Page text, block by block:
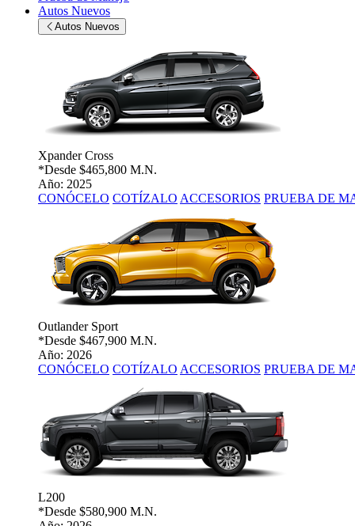
Autos Nuevos
Autos Nuevos
Xpander Cross
*Desde $465,800 M.N.
Año: 2025
CONÓCELO COTÍZALO ACCESORIOS PRUEBA DE
Outlander Sport
*Desde $467,900 M.N.
Año: 2026
CONÓCELO COTÍZALO ACCESORIOS PRUEBA DE
L200
*Desde $580,900 M.N.